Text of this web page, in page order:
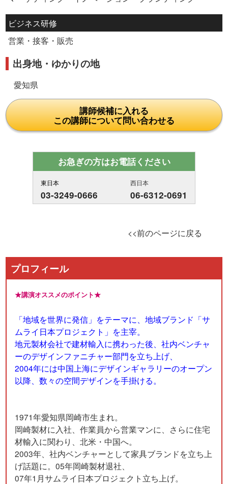
ビジネス研修
営業・接客・販売
出身地・ゆかりの地
愛知県
講師候補に入れる
この講師について問い合わせる
お急ぎの方はお電話ください
東日本
03-3249-0666
西日本
06-6312-0691
<<前のページに戻る
プロフィール
★講演オススメのポイント★
「地域を世界に発信」をテーマに、地域ブランド「サ
ムライ日本プロジェクト」を主宰。
地元製材会社で建材輸入に携わった後、社内ベンチャ
ーのデザインファニチャー部門を立ち上げ、
2004年には中国上海にデザインギャラリーのオープン
以降、数々の空間デザインを手掛ける。
1971年愛知県岡崎市生まれ。
岡崎製材に入社、作業員から営業マンに、さらに住宅
材輸入に関わり、北米・中国へ。
2003年、社内ベンチャーとして家具ブランドを立ち上
げ話題に。05年岡崎製材退社、
07年1月サムライ日本プロジェクト立ち上げ。